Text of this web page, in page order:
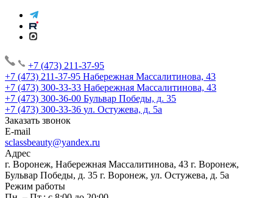
+7 (473) 211-37-95
+7 (473) 211-37-95 Набережная Массалитинова, 43
+7 (473) 300-33-33 Набережная Массалитинова, 43
+7 (473) 300-36-00 Бульвар Победы, д. 35
+7 (473) 300-33-36 ул. Остужева, д. 5а
Заказать звонок
E-mail
sclassbeauty@yandex.ru
Адрес
г. Воронеж, Набережная Массалитинова, 43 г. Воронеж,
Бульвар Победы, д. 35 г. Воронеж, ул. Остужева, д. 5а
Режим работы